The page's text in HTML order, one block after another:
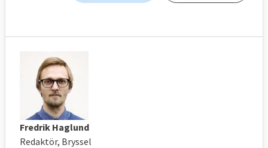
Fredrik Haglund
Redaktör, Bryssel